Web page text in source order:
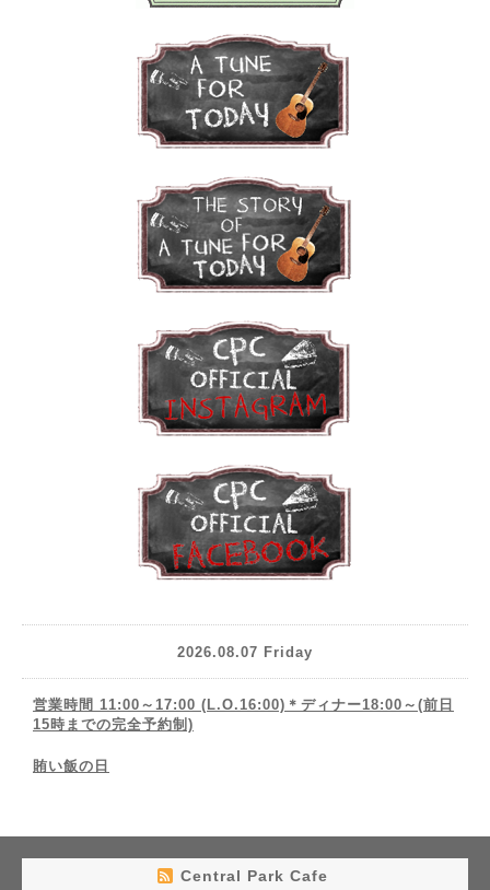
2026.08.07 Friday
営業時間 11:00～17:00 (L.O.16:00)＊ディナー18:00～(前日
15時までの完全予約制)
賄い飯の日
Central Park Cafe